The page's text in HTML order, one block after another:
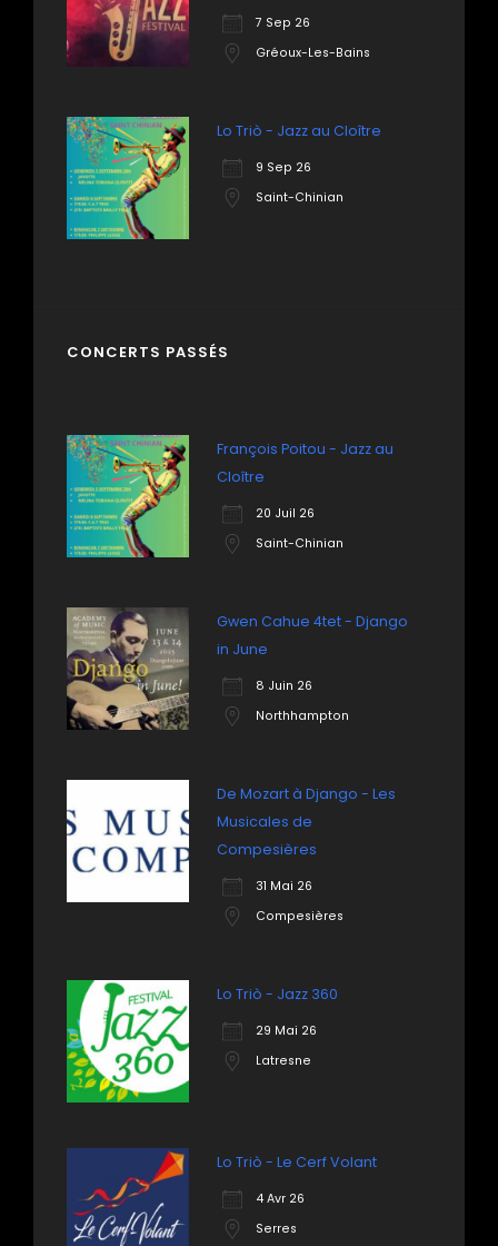
7 Sep 26
Gréoux-Les-Bains
Lo Triò - Jazz au Cloître
9 Sep 26
Saint-Chinian
CONCERTS PASSÉS
François Poitou - Jazz au
Cloître
20 Juil 26
Saint-Chinian
Gwen Cahue 4tet - Django
in June
8 Juin 26
Northhampton
De Mozart à Django - Les
Musicales de
Compesières
31 Mai 26
Compesières
Lo Triò - Jazz 360
29 Mai 26
Latresne
Lo Triò - Le Cerf Volant
4 Avr 26
Serres